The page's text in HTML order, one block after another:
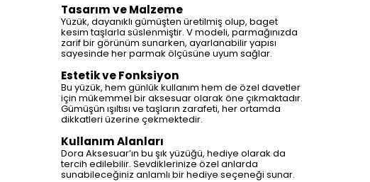
Tasarım ve Malzeme
Yüzük, dayanıklı gümüşten üretilmiş olup, baget
kesim taşlarla süslenmiştir. V modeli, parmağınızda
zarif bir görünüm sunarken, ayarlanabilir yapısı
sayesinde her parmak ölçüsüne uyum sağlar.
Estetik ve Fonksiyon
Bu yüzük, hem günlük kullanım hem de özel davetler
için mükemmel bir aksesuar olarak öne çıkmaktadır.
Gümüşün ışıltısı ve taşların zarafeti, her ortamda
dikkatleri üzerine çekmektedir.
Kullanım Alanları
Dora Aksesuar’ın bu şık yüzüğü, hediye olarak da
tercih edilebilir. Sevdiklerinize özel anlarda
sunabileceğiniz anlamlı bir hediye seçeneği sunar.